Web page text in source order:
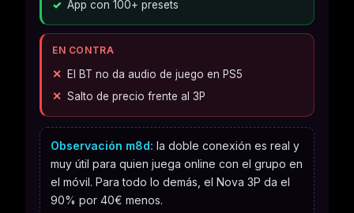
App con 100+ presets
EN CONTRA
El BT no da audio de juego en PS5
Salto de precio frente al 3P
Observación m8d: la doble conexión es real y
muy útil para quien juega online con el grupo en
el móvil. Para todo lo demás, el Nova 3P da el
90% por 40€ menos.